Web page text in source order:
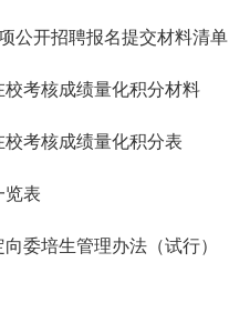
公开招聘报名提交材料清单
校考核成绩量化积分材料
考核成绩量化积分表
览表
委培生管理办法（试行）